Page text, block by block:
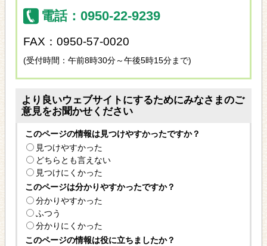
電話：0950-22-9239
FAX：0950-57-0020
(受付時間：午前8時30分～午後5時15分まで)
より良いウェブサイトにするためにみなさまのご
意見をお聞かせください
このページの情報は見つけやすかったですか？
見つけやすかった
どちらとも言えない
見つけにくかった
このページは分かりやすかったですか？
分かりやすかった
ふつう
分かりにくかった
このページの情報は役に立ちましたか？